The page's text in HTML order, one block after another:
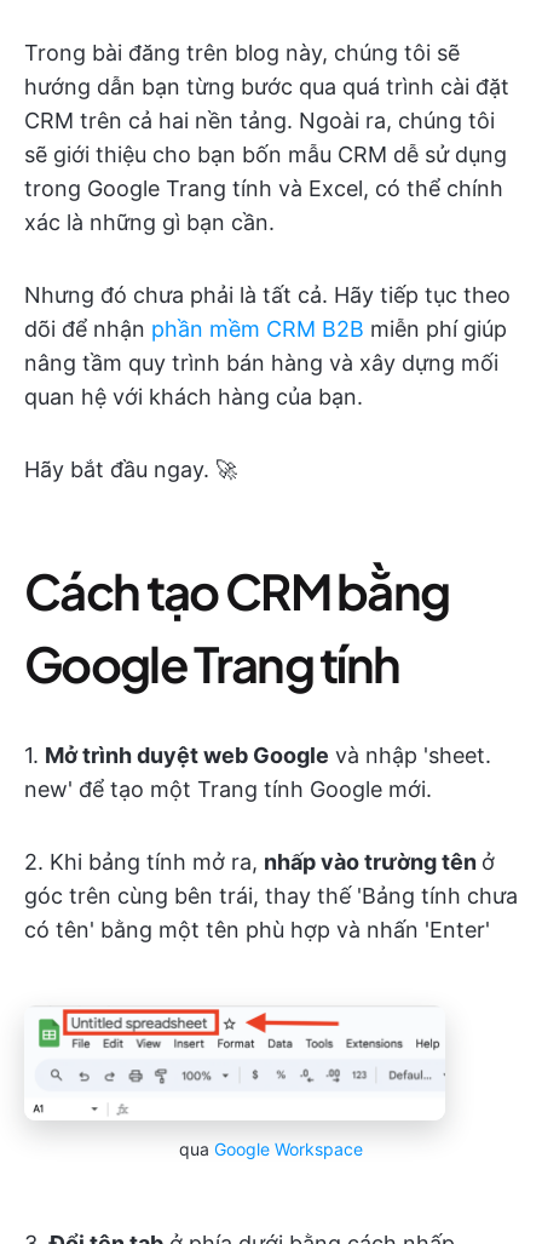
Trong bài đăng trên blog này, chúng tôi sẽ
hướng dẫn bạn từng bước qua quá trình cài đặt
CRM trên cả hai nền tảng. Ngoài ra, chúng tôi
sẽ giới thiệu cho bạn bốn mẫu CRM dễ sử dụng
trong Google Trang tính và Excel, có thể chính
xác là những gì bạn cần.
Nhưng đó chưa phải là tất cả. Hãy tiếp tục theo
dõi để nhận phần mềm CRM B2B miễn phí giúp
nâng tầm quy trình bán hàng và xây dựng mối
quan hệ với khách hàng của bạn.
Hãy bắt đầu ngay. 🚀
Cách tạo CRM bằng
Google Trang tính
1. Mở trình duyệt web Google và nhập 'sheet.
new' để tạo một Trang tính Google mới.
2. Khi bảng tính mở ra, nhấp vào trường tên ở
góc trên cùng bên trái, thay thế 'Bảng tính chưa
có tên' bằng một tên phù hợp và nhấn 'Enter'
qua Google Workspace